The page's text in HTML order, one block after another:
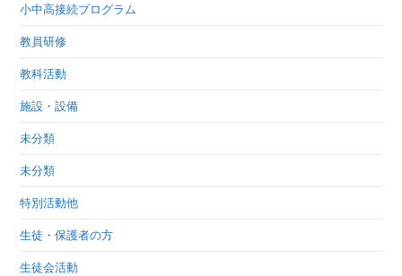
小中高接続プログラム
教員研修
教科活動
施設・設備
未分類
未分類
特別活動他
生徒・保護者の方
生徒会活動